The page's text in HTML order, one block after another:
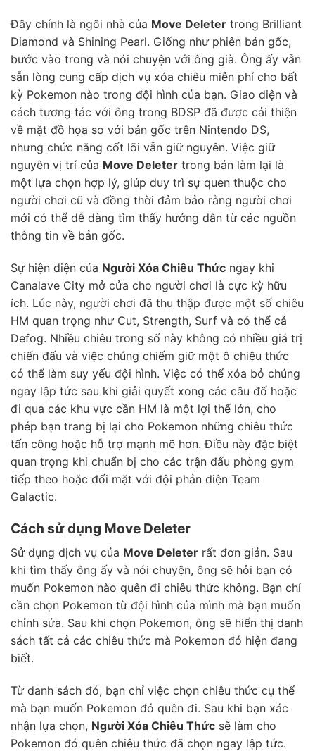
Đây chính là ngôi nhà của Move Deleter trong Brilliant
Diamond và Shining Pearl. Giống như phiên bản gốc,
bước vào trong và nói chuyện với ông già. Ông ấy vẫn
sẵn lòng cung cấp dịch vụ xóa chiêu miễn phí cho bất
kỳ Pokemon nào trong đội hình của bạn. Giao diện và
cách tương tác với ông trong BDSP đã được cải thiện
về mặt đồ họa so với bản gốc trên Nintendo DS,
nhưng chức năng cốt lõi vẫn giữ nguyên. Việc giữ
nguyên vị trí của Move Deleter trong bản làm lại là
một lựa chọn hợp lý, giúp duy trì sự quen thuộc cho
người chơi cũ và đồng thời đảm bảo rằng người chơi
mới có thể dễ dàng tìm thấy hướng dẫn từ các nguồn
thông tin về bản gốc.
Sự hiện diện của Người Xóa Chiêu Thức ngay khi
Canalave City mở cửa cho người chơi là cực kỳ hữu
ích. Lúc này, người chơi đã thu thập được một số chiêu
HM quan trọng như Cut, Strength, Surf và có thể cả
Defog. Nhiều chiêu trong số này không có nhiều giá trị
chiến đấu và việc chúng chiếm giữ một ô chiêu thức
có thể làm suy yếu đội hình. Việc có thể xóa bỏ chúng
ngay lập tức sau khi giải quyết xong các câu đố hoặc
đi qua các khu vực cần HM là một lợi thế lớn, cho
phép bạn trang bị lại cho Pokemon những chiêu thức
tấn công hoặc hỗ trợ mạnh mẽ hơn. Điều này đặc biệt
quan trọng khi chuẩn bị cho các trận đấu phòng gym
tiếp theo hoặc đối mặt với đội phản diện Team
Galactic.
Cách sử dụng Move Deleter
Sử dụng dịch vụ của Move Deleter rất đơn giản. Sau
khi tìm thấy ông ấy và nói chuyện, ông sẽ hỏi bạn có
muốn Pokemon nào quên đi chiêu thức không. Bạn chỉ
cần chọn Pokemon từ đội hình của mình mà bạn muốn
chỉnh sửa. Sau khi chọn Pokemon, ông sẽ hiển thị danh
sách tất cả các chiêu thức mà Pokemon đó hiện đang
biết.
Từ danh sách đó, bạn chỉ việc chọn chiêu thức cụ thể
mà bạn muốn Pokemon đó quên đi. Sau khi bạn xác
nhận lựa chọn, Người Xóa Chiêu Thức sẽ làm cho
Pokemon đó quên chiêu thức đã chọn ngay lập tức.